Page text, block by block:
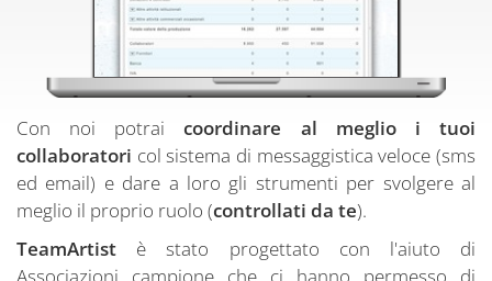
Con noi potraicoordinare al meglio i tuoi
collaboratori col sistema di messaggistica veloce (sms
ed email) e dare a loro gli strumenti per svolgere al
meglio il proprio ruolo (controllati da te).
TeamArtist è stato progettato con l'aiuto di